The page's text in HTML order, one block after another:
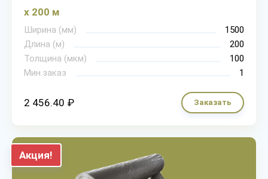
х 200 м
Ширина (мм)
1500
Длина (м)
200
Толщина (мкм)
100
Мин.заказ
1
2 456.40 ₽ Заказать
Акция!